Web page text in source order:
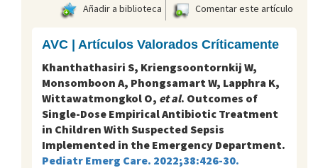
Añadir a biblioteca
Comentar este artículo
AVC | Artículos Valorados Críticamente
Khanthathasiri S, Kriengsoontornkij W,
Monsomboon A, Phongsamart W, Lapphra K,
Wittawatmongkol O, et al. Outcomes of
Single-Dose Empirical Antibiotic Treatment
in Children With Suspected Sepsis
Implemented in the Emergency Department.
Pediatr Emerg Care. 2022;38:426-30.